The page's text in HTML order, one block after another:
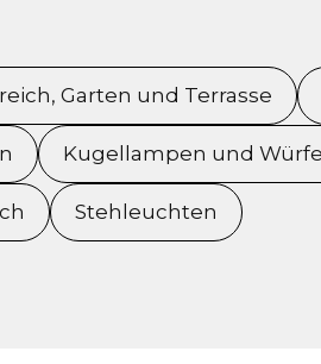
Garten und Terrasse
Kugellampen und
Stehleuchten